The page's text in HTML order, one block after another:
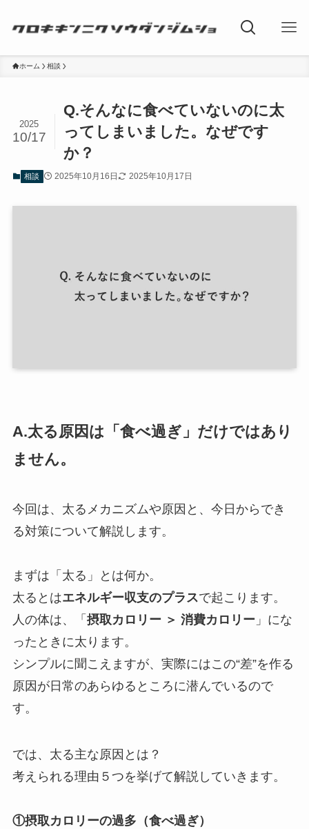
ホーム 相談
Q.そんなに食べていないのに太
ってしまいました。なぜです
か？
2025
10/17
相談 2025年10月16日 2025年10月17日
A.太る原因は「食べ過ぎ」だけではあり
ません。
今回は、太るメカニズムや原因と、今日からでき
る対策について解説します。
まずは「太る」とは何か。
太るとはエネルギー収支のプラスで起こります。
人の体は、「 摂取カロリー ＞ 消費カロリー 」にな
ったときに太ります。
シンプルに聞こえますが、実際にはこの“差”を作る
原因が日常のあらゆるところに潜んでいるので
す。
では、太る主な原因とは？
考えられる理由５つを挙げて解説していきます。
①摂取カロリーの過多（食べ過ぎ）